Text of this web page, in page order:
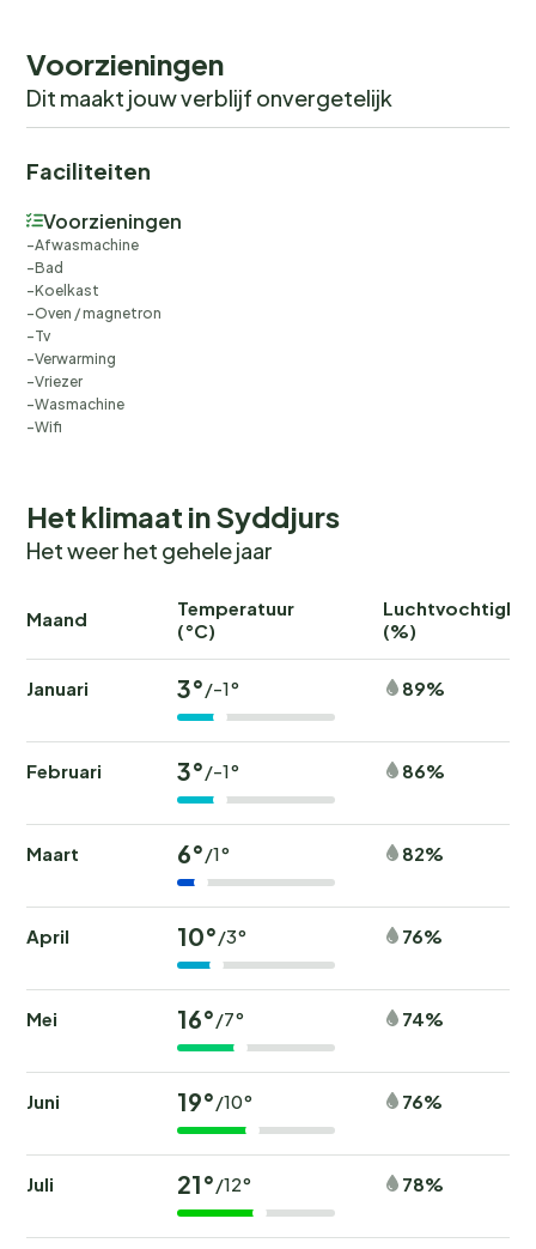
Voorzieningen
Dit maakt jouw verblijf onvergetelijk
Faciliteiten
Voorzieningen
Afwasmachine
Bad
Koelkast
Oven / magnetron
Tv
Verwarming
Vriezer
Wasmachine
Wifi
Het klimaat in Syddjurs
Het weer het gehele jaar
Maand
Temperatuur
(°C)
(%)
Januari 3°/-1° 89%
Februari 3°/-1° 86%
Maart 6°/1° 82%
April 10°/3° 76%
Mei 16°/7° 74%
Juni 19°/10° 76%
Juli 21°/12° 78%